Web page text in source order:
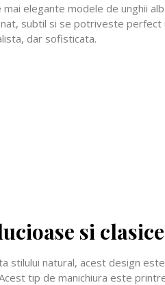
mai elegante modele de unghii
subtil si se potriveste perfect
dar sofisticata.
si clasice
stilului natural, acest design
tip de manichiura este